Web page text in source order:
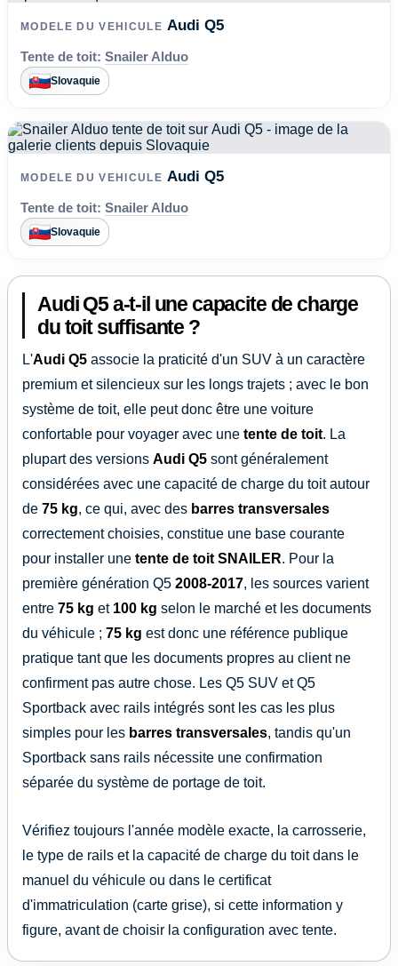
MODELE DU VEHICULE Audi Q5
Tente de toit: Snailer Alduo
Slovaquie
MODELE DU VEHICULE Audi Q5
Tente de toit: Snailer Alduo
Slovaquie
Audi Q5 a-t-il une capacite de charge
du toit suffisante ?
L'Audi Q5 associe la praticité d'un SUV à un caractère
premium et silencieux sur les longs trajets ; avec le bon
système de toit, elle peut donc être une voiture
confortable pour voyager avec une tente de toit. La
plupart des versions Audi Q5 sont généralement
considérées avec une capacité de charge du toit autour
de 75 kg, ce qui, avec des barres transversales
correctement choisies, constitue une base courante
pour installer une tente de toit SNAILER. Pour la
première génération Q5 2008-2017, les sources varient
entre 75 kg et 100 kg selon le marché et les documents
du véhicule ; 75 kg est donc une référence publique
pratique tant que les documents propres au client ne
confirment pas autre chose. Les Q5 SUV et Q5
Sportback avec rails intégrés sont les cas les plus
simples pour les barres transversales, tandis qu'un
Sportback sans rails nécessite une confirmation
séparée du système de portage de toit.
Vérifiez toujours l'année modèle exacte, la carrosserie,
le type de rails et la capacité de charge du toit dans le
manuel du véhicule ou dans le certificat
d'immatriculation (carte grise), si cette information y
figure, avant de choisir la configuration avec tente.